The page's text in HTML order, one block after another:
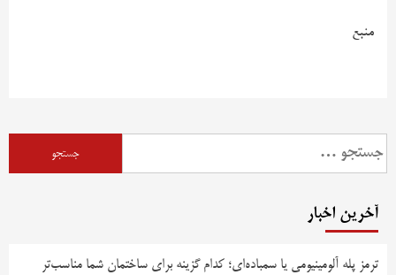
منبع
آخرین اخبار
ترمز پله آلومینیومی یا سمباده‌ای؛ کدام گزینه برای ساختمان شما مناسب‌تر